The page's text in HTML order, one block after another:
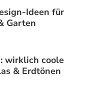
Ideen für
Garten
wirklich coole
& Erdtönen